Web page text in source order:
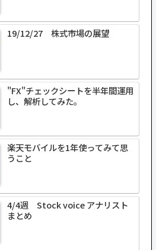
19/12/27 株式市場の展望
"FX"チェックシートを半年間運用
し、解析してみた。
楽天モバイルを1年使ってみて思
うこと
4/4週 Stock voice アナリスト
まとめ